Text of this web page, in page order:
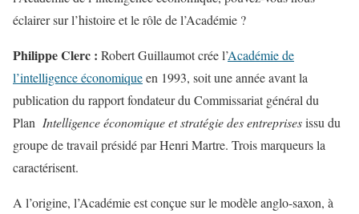
éclairer sur l’histoire et le rôle de l’Académie ?
Philippe Clerc : Robert Guillaumot crée l’Académie de
l’intelligence économiqueen 1993, soit une année avant la
publication du rapport fondateur du Commissariat général du
Plan Intelligence économique et stratégie des entreprisesissu du
groupe de travail présidé par Henri Martre. Trois marqueurs la
caractérisent.
A l’origine, l’Académie est conçue sur le modèle anglo-saxon, à